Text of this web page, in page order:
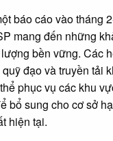
báo cáo vào tháng
mang đến những
bền vững. Các
đạo và truyền tải
phục vụ các khu
bổ sung cho cơ sở
hiện tại.